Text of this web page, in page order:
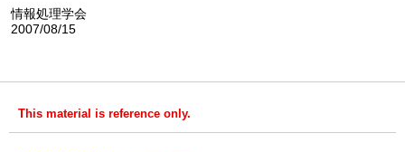
情報処理学会
2007/08/15
This material is reference only.